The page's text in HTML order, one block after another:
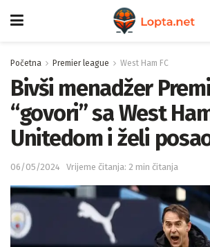
Početna Premier league West Ham FC
Bivši menadžer
“govori” sa West
Unitedom i želi
06/05/2024 Vrijeme čitanja: 2 min čitanja